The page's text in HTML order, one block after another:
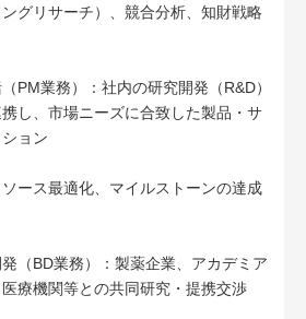
グリサーチ）、競合分析、知財戦略
PM業務）：社内の研究開発（R&D）
し、市場ニーズに合致した製品・サ
ョン
ース最適化、マイルストーンの達成
（BD業務）：製薬企業、アカデミア
医療機関等との共同研究・提携交渉